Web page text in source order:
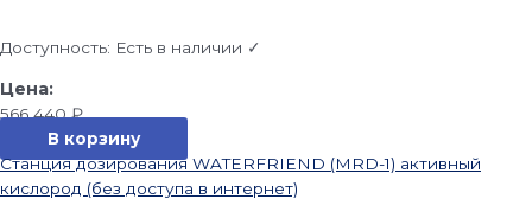
Доступность: Есть в наличии ✓
566 440₽
В корзину
Станция дозирования WATERFRIEND (MRD-1) активный
кислород (без доступа в интернет)